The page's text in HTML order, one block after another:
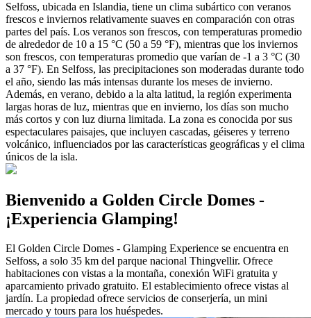
Selfoss, ubicada en Islandia, tiene un clima subártico con veranos
frescos e inviernos relativamente suaves en comparación con otras
partes del país. Los veranos son frescos, con temperaturas promedio
de alrededor de 10 a 15 °C (50 a 59 °F), mientras que los inviernos
son frescos, con temperaturas promedio que varían de -1 a 3 °C (30
a 37 °F). En Selfoss, las precipitaciones son moderadas durante todo
el año, siendo las más intensas durante los meses de invierno.
Además, en verano, debido a la alta latitud, la región experimenta
largas horas de luz, mientras que en invierno, los días son mucho
más cortos y con luz diurna limitada. La zona es conocida por sus
espectaculares paisajes, que incluyen cascadas, géiseres y terreno
volcánico, influenciados por las características geográficas y el clima
únicos de la isla.
Bienvenido a Golden Circle Domes -
¡Experiencia Glamping!
El Golden Circle Domes - Glamping Experience se encuentra en
Selfoss, a solo 35 km del parque nacional Thingvellir. Ofrece
habitaciones con vistas a la montaña, conexión WiFi gratuita y
aparcamiento privado gratuito. El establecimiento ofrece vistas al
jardín. La propiedad ofrece servicios de conserjería, un mini
mercado y tours para los huéspedes.